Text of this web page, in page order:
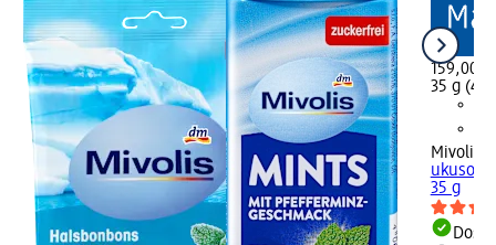
159,00
35 g
Mivolis
ukusom
35 g